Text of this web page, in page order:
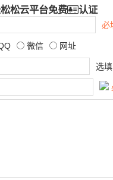
松云平台免费 认证
必
微信 网址
选填